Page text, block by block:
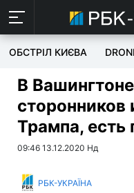
ОБСТРІЛ КИЄВА
В
сторонников
Трампа, есть
09:46 13.12.2020 Нд
РБК-УКРАЇНА